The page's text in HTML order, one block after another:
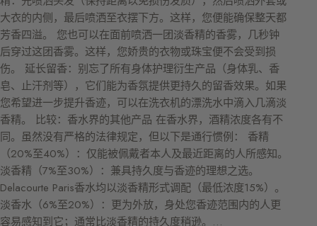
大衣的内侧，最后喷洒至衣摆下方。这样，您便能确保整天都
芳香四溢。 您也可以在面前喷洒一团淡香精的香雾，几秒钟
后穿过这团香雾。这样，您娇贵的衣物或珠宝便不会受到损
伤。 延长留香：别忘了所有身体护理衍生产品（身体乳、香
皂、止汗剂等），它们能为香氛提供更持久的留香效果。如果
您希望进一步提升香迹，可以在洗衣机的漂洗水中滴入几滴淡
香精。 比较：香水界的其他产品 在香水界，酒精浓度各有不
同。虽然没有严格的法律规定，但以下是通行惯例： 香精
（20%至40%）：仅能被佩戴者本人及最近距离的人所感知。
淡香精（7%至30%）：兼具持久度与香迹的理想之选。
Delacourte Paris香水均以淡香精形式调配（最低浓度15%）。
淡香水（6%至20%）：更为外放，身处您香迹范围内的人更
容易感知到它；通常比淡香精的持久度稍逊。…